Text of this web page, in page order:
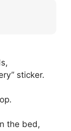
sticker.
the bed,